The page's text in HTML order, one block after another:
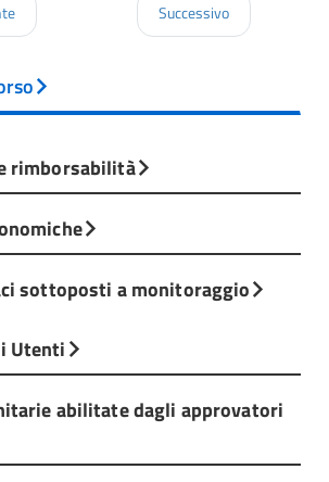
Successivo
rimborsabilità
sottoposti a monitoraggio
Utenti
abilitate dagli approvatori